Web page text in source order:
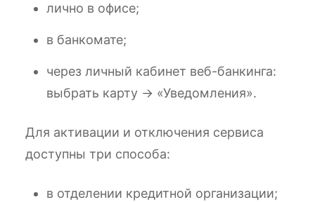
лично в офисе;
в банкомате;
через личный кабинет веб-банкинга:
выбрать карту → «Уведомления».
Для активации и отключения сервиса
доступны три способа:
в отделении кредитной организации;